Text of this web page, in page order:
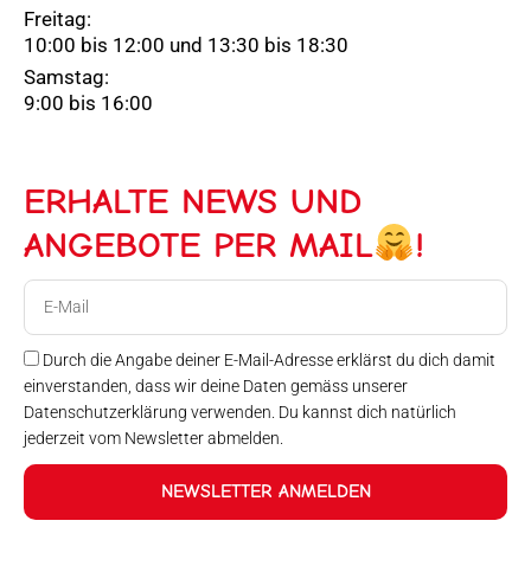
Freitag:
10:00 bis 12:00 und 13:30 bis 18:30
Samstag:
9:00 bis 16:00
ERHALTE NEWS UND
ANGEBOTE PER MAIL
!
Durch die Angabe deiner E-Mail-Adresse erklärst du dich damit
einverstanden, dass wir deine Daten gemäss unserer
Datenschutzerklärung verwenden. Du kannst dich natürlich
jederzeit vom Newsletter abmelden.
NEWSLETTER ANMELDEN